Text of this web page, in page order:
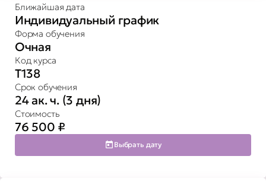
Ближайшая дата
Индивидуальный график
Форма обучения
Очная
Код курса
Т138
Срок обучения
24 ак. ч. (3 дня)
Стоимость
76 500 ₽
Выбрать дату